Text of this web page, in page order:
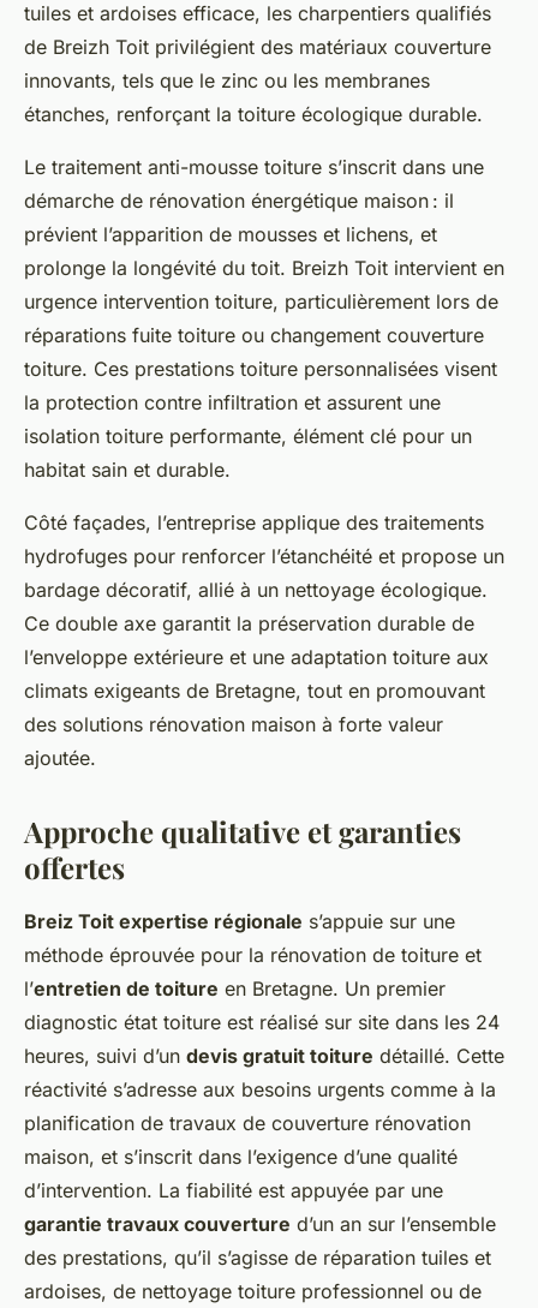
tuiles et ardoises efficace, les charpentiers qualifiés
de Breizh Toit privilégient des matériaux couverture
innovants, tels que le zinc ou les membranes
étanches, renforçant la toiture écologique durable.
Le traitement anti-mousse toiture s’inscrit dans une
démarche de rénovation énergétique maison : il
prévient l’apparition de mousses et lichens, et
prolonge la longévité du toit. Breizh Toit intervient en
urgence intervention toiture, particulièrement lors de
réparations fuite toiture ou changement couverture
toiture. Ces prestations toiture personnalisées visent
la protection contre infiltration et assurent une
isolation toiture performante, élément clé pour un
habitat sain et durable.
Côté façades, l’entreprise applique des traitements
hydrofuges pour renforcer l’étanchéité et propose un
bardage décoratif, allié à un nettoyage écologique.
Ce double axe garantit la préservation durable de
l’enveloppe extérieure et une adaptation toiture aux
climats exigeants de Bretagne, tout en promouvant
des solutions rénovation maison à forte valeur
ajoutée.
Approche qualitative et garanties
offertes
Breiz Toit expertise régionale s’appuie sur une
méthode éprouvée pour la rénovation de toiture et
l’entretien de toiture en Bretagne. Un premier
diagnostic état toiture est réalisé sur site dans les 24
heures, suivi d’un devis gratuit toiture détaillé. Cette
réactivité s’adresse aux besoins urgents comme à la
planification de travaux de couverture rénovation
maison, et s’inscrit dans l’exigence d’une qualité
d’intervention. La fiabilité est appuyée par une
garantie travaux couverture d’un an sur l’ensemble
des prestations, qu’il s’agisse de réparation tuiles et
ardoises, de nettoyage toiture professionnel ou de